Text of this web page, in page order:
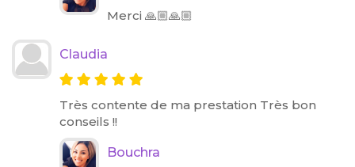
Merci 🙏🏼🙏🏼
Claudia
Très contente de ma prestation Très bon
conseils !!
Bouchra